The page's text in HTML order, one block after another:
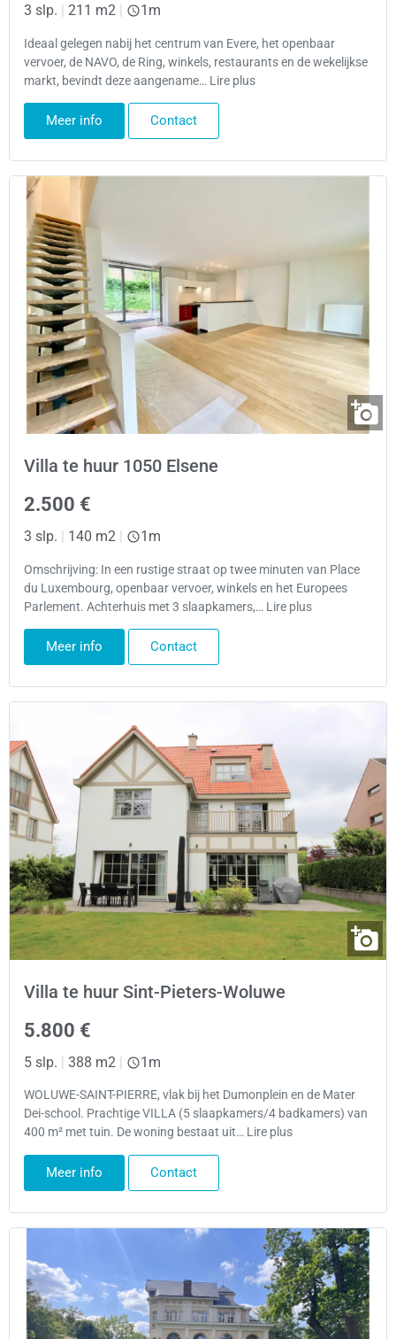
3 slp. 211 m2 1m
Ideaal gelegen nabij het centrum van Evere, het openbaar
vervoer, de NAVO, de Ring, winkels, restaurants en de wekelijkse
markt, bevindt deze aangename… Lire plus
Meer info Contact
Villa te huur 1050 Elsene
2.500 €
3 slp. 140 m2 1m
Omschrijving: In een rustige straat op twee minuten van Place
du Luxembourg, openbaar vervoer, winkels en het Europees
Parlement. Achterhuis met 3 slaapkamers,… Lire plus
Meer info Contact
Villa te huur Sint-Pieters-Woluwe
5.800 €
5 slp. | 388 m2 | 1m
WOLUWE-SAINT-PIERRE, vlak bij het Dumonplein en de Mater
Dei-school. Prachtige VILLA (5 slaapkamers/4 badkamers) van
400 m² met tuin. De woning bestaat uit… Lire plus
Meer info Contact